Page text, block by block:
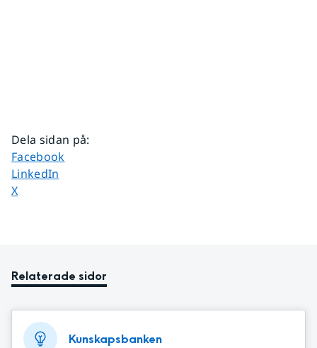
Dela sidan på:
Dela sidan på
Facebook
Dela sidan på
LinkedIn
Dela sidan på
X
Relaterade sidor
Kunskapsbanken